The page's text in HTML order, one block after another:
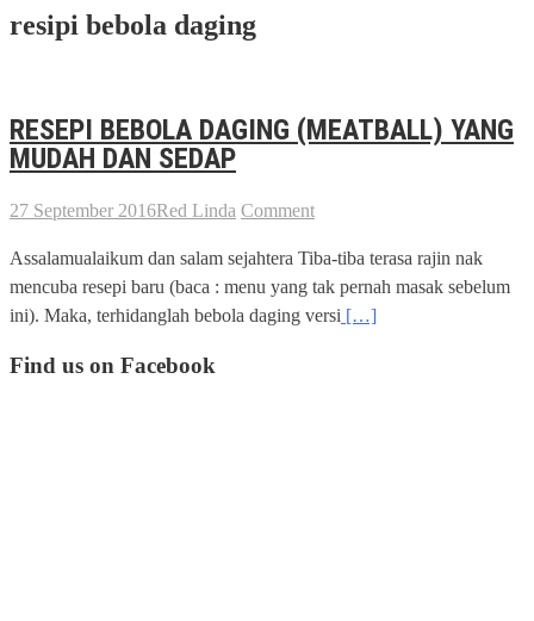
resipi bebola daging
RESEPI BEBOLA DAGING (MEATBALL) YANG
MUDAH DAN SEDAP
27 September 2016Red Linda Comment
Assalamualaikum dan salam sejahtera Tiba-tiba terasa rajin nak
mencuba resepi baru (baca : menu yang tak pernah masak sebelum
ini). Maka, terhidanglah bebola daging versi […]
Find us on Facebook